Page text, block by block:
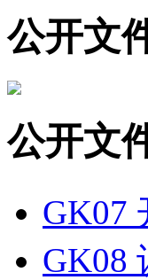
公开文
公开文
GK07
GK08